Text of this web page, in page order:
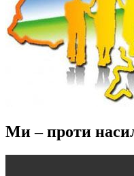
Ми – проти